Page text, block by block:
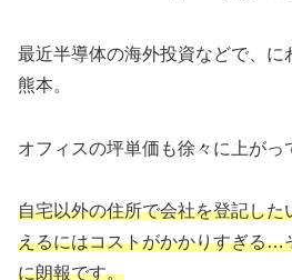
最近半導体の海外投資などで、に
熊本。
オフィスの坪単価も徐々に上がっ
自宅以外の住所で会社を登記した
えるにはコストがかかりすぎる…
に朗報です。